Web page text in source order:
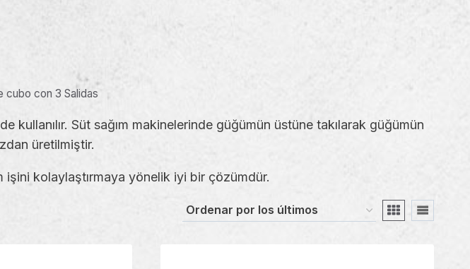
cubo con 3 Salidas
kullanılır. Süt sağım makinelerinde güğümün üstüne takılarak güğümün
üretilmiştir.
işini kolaylaştırmaya yönelik iyi bir çözümdür.